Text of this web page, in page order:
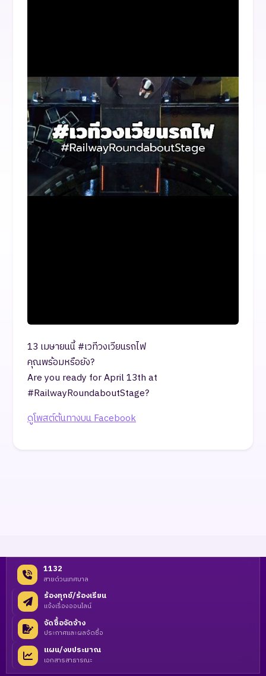
13 เมษายนนี้ #เวทีวงเวียนรถไฟ
คุณพร้อมหรือยัง?
Are you ready for April 13th at
#RailwayRoundaboutStage?
ดูโพสต์ต้นทางบน Facebook
1132
สายด่วนเทศบาล
ร้องทุกข์/ร้องเรียน
แจ้งเรื่องออนไลน์
จัดซื้อจัดจ้าง
ประกาศและผลจัดซื้อ
แผน/งบประมาณ
เอกสารสาธารณะ